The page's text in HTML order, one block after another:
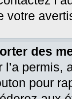
votre
des
l’a
pour